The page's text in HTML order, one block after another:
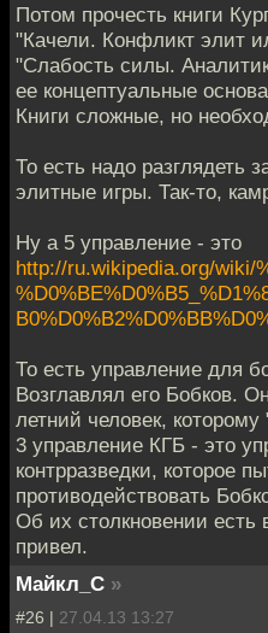
Потом прочесть книги
"Качели. Конфликт элит
"Слабость силы.
ее концептуальные
Книги сложные, но
То есть надо разглядеть
элитные игры. Так-то,
Ну а 5 управление - это
http://ru.wikipedia.org/wiki/
То есть управление для
Возглавлял его Бобков.
летний человек, которому
3 управление КГБ - это
контрразведки, которое
противодействовать
Об их столкновении есть
привел.
Майкл_С »
#26 | 27.04.13 13:27